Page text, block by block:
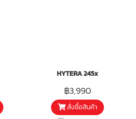
HYTERA 245x
฿3,990
สั่งซื้อสินค้า